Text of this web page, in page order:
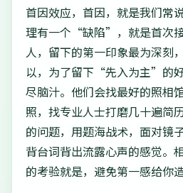
首因效应，首因，就是我们常
理有一个“缺陷”，就是首次
人，留下的第一印象最为深刻
以，为了留下“先入为主”的
尽脑汁。他们会找最好的照相
照，找专业人士打磨几十遍简
的问题，用题海战术，面对镜
背台词背出流露心声的感觉。
的考验就是，避免第一感给你